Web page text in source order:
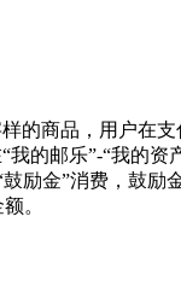
的商品，用户在
我的邮乐”-“我的资
励金”消费，鼓励
。